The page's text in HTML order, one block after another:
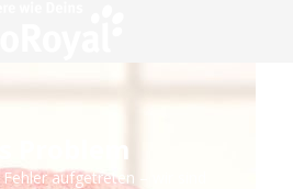
Problem
aufgetreten – wir sind